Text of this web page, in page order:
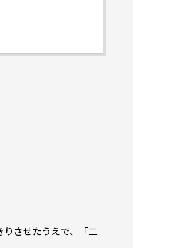
させたうえで、「二